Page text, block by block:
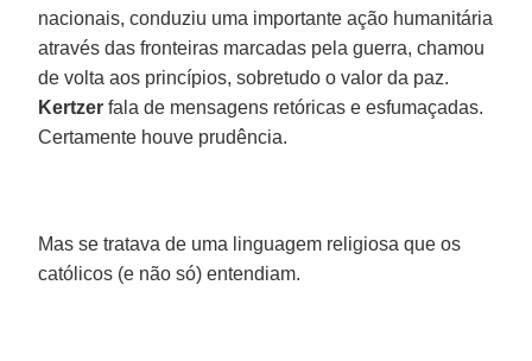
nacionais, conduziu uma importante ação humanitária
através das fronteiras marcadas pela guerra, chamou
de volta aos princípios, sobretudo o valor da paz.
Kertzer fala de mensagens retóricas e esfumaçadas.
Certamente houve prudência.
Mas se tratava de uma linguagem religiosa que os
católicos (e não só) entendiam.